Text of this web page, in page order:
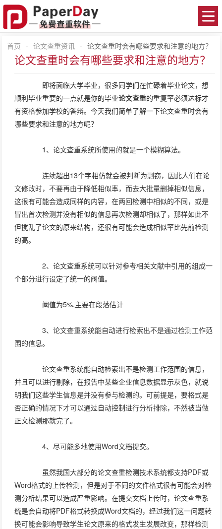
首页 - 论文查重资讯 - 论文查重时会有哪些要求和注意的地方？
论文查重时会有哪些要求和注意的地方？
即将面临大学毕业，很多同学们在忙碌着毕业论文，想
顺利毕业重要的一点就是你的毕业论文查重的重复率必须达标才
有资格参加学校的答辩。今天我们简单了解一下论文查重时会有
哪些要求和注意的地方呢？
1、论文查重系统所使用的就是一个模糊算法。
连续超出13个字相仿就会被判断为剽窃，因此人们在论
文修改时，不要再由于降低相似率，而去大批量删掉相似信息，
这很有可能会造成同样的内容，在两回检测中相似的不同，或是
冒出首次检测并没有相似的信息再次检测却相似了，那样如此不
但搅乱了论文的原来结构，还很有可能会造成相似率比先前检测
的高。
2、论文查重系统可以针对参考相关文献中引用的组成一
个部分进行设定了统一的阀值。
阈值为5%,主要在段落估计
3、论文查重系统能自动进行检索出不是通过检测工作范
围的信息。
论文查重系统能自动检索出不是检测工作范围的信息，
并且可以进行剔除，在报告中某些企业信息数据显示灰色，就说
明我们这些学生信息是并没有参与检测的。可前提是，要格式是
否正确的情况下才可以通过自动控制进行分析排除，不然被当做
正文检测那就完了。
4、尽可能多地使用Word文档提交。
虽然我国大部分的论文查重检测技术系统都支持PDF或
Word格式的上传检测，但是对于不同的文件格式很有可能会对检
测分析结果可以造成严重影响。在提交文档上传时，论文查重系
统是会自动将PDF格式转换成Word文档的，经过我们这一问题转
换可能会影响导致学生论文原来的格式发生发展改变，那样检测